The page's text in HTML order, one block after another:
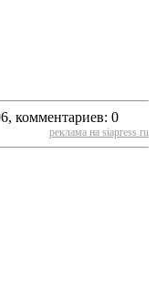
комментариев: 0
реклама на siapress.ru